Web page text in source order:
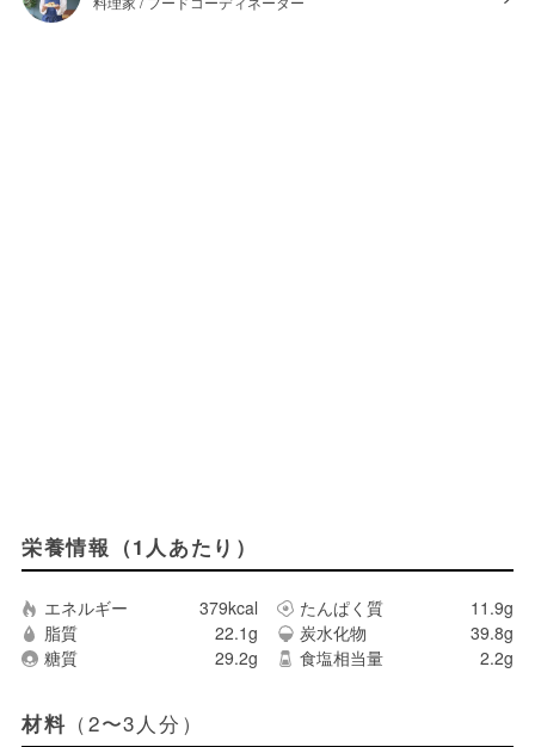
栄養情報（1人あたり）
エネルギー 379kcal たんぱく質
11.9g
脂質
22.1g 炭水化物
39.8g
糖質
29.2g 食塩相当量 2.2g
材料 （2〜3人分）